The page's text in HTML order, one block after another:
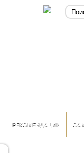
РЕКОМЕНДАЦИИ